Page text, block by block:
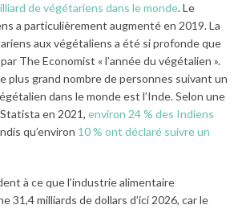
de végétariens dans le monde. Le
a particulièrement augmenté en 2019. La
aux végétaliens a été si profonde que
The Economist « l’année du végétalien ».
plus grand nombre de personnes suivant un
dans le monde est l’Inde. Selon une
en 2021, environ 24 % des Indiens
qu’environ 10 % ont déclaré suivre un
à ce que l’industrie alimentaire
31,4 milliards de dollars d’ici 2026, car le